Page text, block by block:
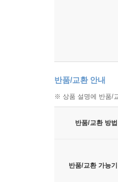
반품/교환 안내
※ 상품 설명에 반품/
반품/교환 방법
반품/교환 가능